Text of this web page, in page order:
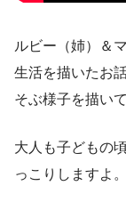
ルビー（姉）＆
生活を描いたお
そぶ様子を描い
大人も子どもの
っこりしますよ。